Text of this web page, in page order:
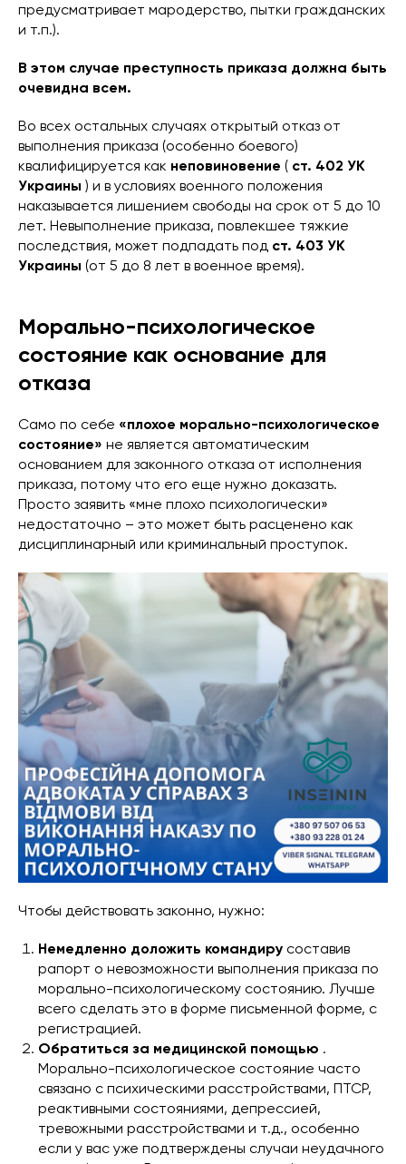
предусматривает мародерство, пытки гражданских
и т.п.).
В этом случае преступность приказа должна быть
очевидна всем.
Во всех остальных случаях открытый отказ от
выполнения приказа (особенно боевого)
квалифицируется как неповиновение ( ст. 402 УК
Украины ) и в условиях военного положения
наказывается лишением свободы на срок от 5 до 10
лет. Невыполнение приказа, повлекшее тяжкие
последствия, может подпадать под ст. 403 УК
Украины (от 5 до 8 лет в военное время).
Морально-психологическое
состояние как основание для
отказа
Само по себе «плохое морально-психологическое
состояние» не является автоматическим
основанием для законного отказа от исполнения
приказа, потому что его еще нужно доказать.
Просто заявить «мне плохо психологически»
недостаточно – это может быть расценено как
дисциплинарный или криминальный проступок.
Чтобы действовать законно, нужно:
Немедленно доложить командиру составив
рапорт о невозможности выполнения приказа по
морально-психологическому состоянию. Лучше
всего сделать это в форме письменной форме, с
регистрацией.
Обратиться за медицинской помощью .
Морально-психологическое состояние часто
связано с психическими расстройствами, ПТСР,
реактивными состояниями, депрессией,
тревожными расстройствами и т.д., особенно
если у вас уже подтверждены случаи неудачного